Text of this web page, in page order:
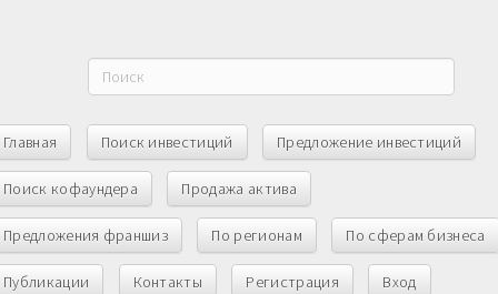
Главная Поиск инвестиций Предложение инвестиций
Поиск кофаундера Продажа актива
Предложения франшиз По регионам По сферам бизнеса
Публикации Контакты Регистрация Вход